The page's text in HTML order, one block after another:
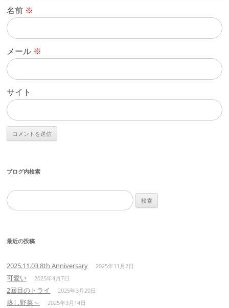
名前 ※
メール ※
サイト
ブログ内検索
検
索:
最近の投稿
2025.11.03 8th Anniversary 2025年11月2日
可愛い 2025年4月7日
2回目のトライ 2025年3月20日
蒸し野菜～ 2025年3月14日